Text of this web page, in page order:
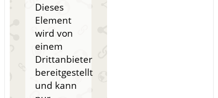
Dieses
Element
wird von
einem
Drittanbieter
bereitgestellt
und kann